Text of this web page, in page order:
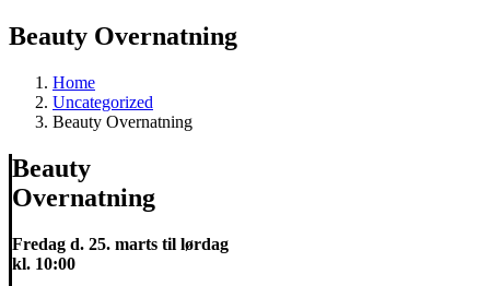
Beauty Overnatning
Home
Uncategorized
Beauty Overnatning
Beauty
Overnatning
Fredag d. 25. marts til lørdag
kl. 10:00